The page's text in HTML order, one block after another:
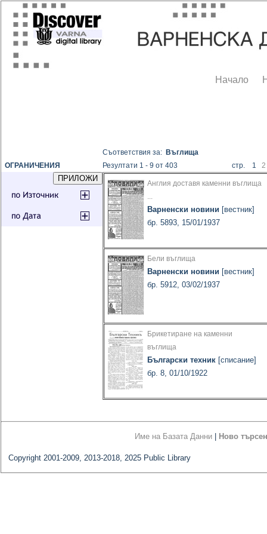
Начало
ОГРАНИЧЕНИЯ
Съответствия за: Въглища
Резултати 1 - 9 от 403
стр. 12
Англия доставя каменни въглища
...
Варненски новини [вестник]
бр. 5893, 15/01/1937
Бели въглища
Варненски новини [вестник]
бр. 5912, 03/02/1937
Брикетиране на каменни
въглища
Български техник [списание]
бр. 8, 01/10/1922
Име на Базата Данни Ново
Copyright 2001-2009, 2013-2018, 2025 Public Library